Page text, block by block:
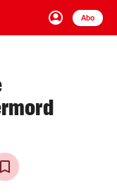
account_circle
Anmelden
Abo
close Schließen
arrow_right
arrow_right